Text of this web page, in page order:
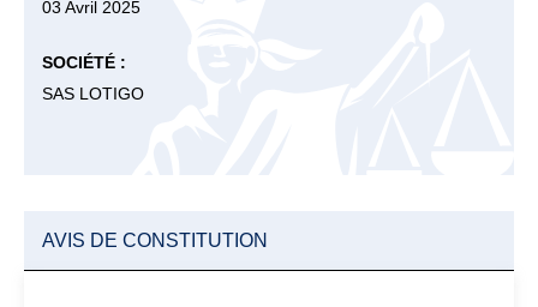
03 Avril 2025
SOCIÉTÉ :
SAS LOTIGO
AVIS DE CONSTITUTION